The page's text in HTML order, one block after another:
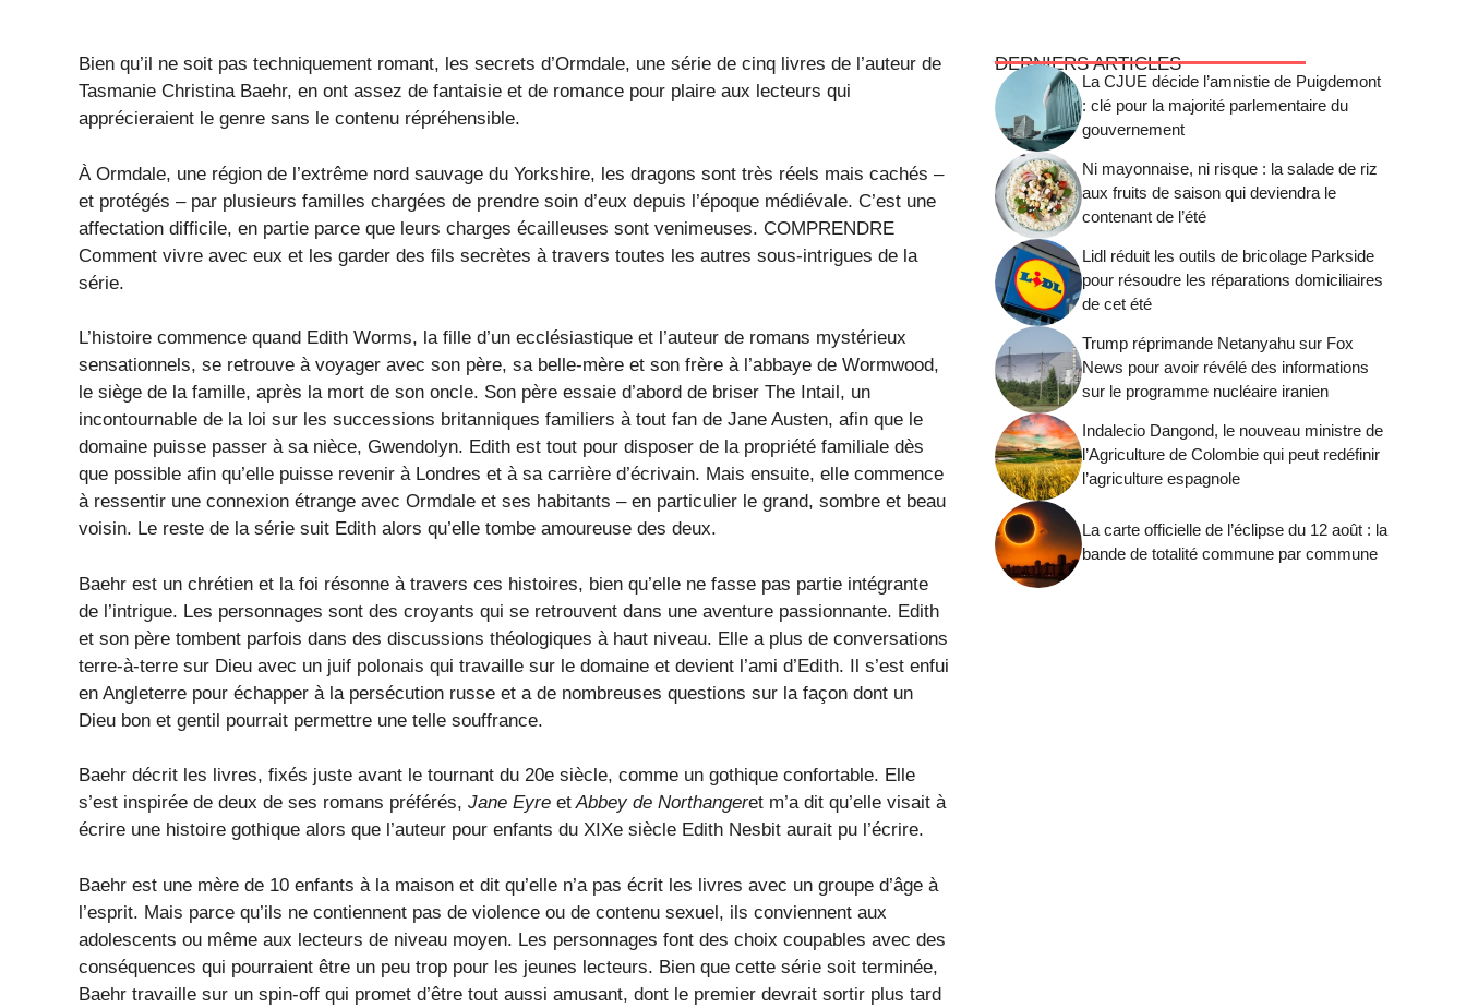
Bien qu’il ne soit pas techniquement romant, les secrets d’Ormdale, une série de cinq livres de l’auteur de
Tasmanie Christina Baehr, en ont assez de fantaisie et de romance pour plaire aux lecteurs qui
apprécieraient le genre sans le contenu répréhensible.
À Ormdale, une région de l’extrême nord sauvage du Yorkshire, les dragons sont très réels mais cachés –
et protégés – par plusieurs familles chargées de prendre soin d’eux depuis l’époque médiévale. C’est une
affectation difficile, en partie parce que leurs charges écailleuses sont venimeuses. COMPRENDRE
Comment vivre avec eux et les garder des fils secrètes à travers toutes les autres sous-intrigues de la
série.
L’histoire commence quand Edith Worms, la fille d’un ecclésiastique et l’auteur de romans mystérieux
sensationnels, se retrouve à voyager avec son père, sa belle-mère et son frère à l’abbaye de Wormwood,
le siège de la famille, après la mort de son oncle. Son père essaie d’abord de briser The Intail, un
incontournable de la loi sur les successions britanniques familiers à tout fan de Jane Austen, afin que le
domaine puisse passer à sa nièce, Gwendolyn. Edith est tout pour disposer de la propriété familiale dès
que possible afin qu’elle puisse revenir à Londres et à sa carrière d’écrivain. Mais ensuite, elle commence
à ressentir une connexion étrange avec Ormdale et ses habitants – en particulier le grand, sombre et beau
voisin. Le reste de la série suit Edith alors qu’elle tombe amoureuse des deux.
Baehr est un chrétien et la foi résonne à travers ces histoires, bien qu’elle ne fasse pas partie intégrante
de l’intrigue. Les personnages sont des croyants qui se retrouvent dans une aventure passionnante. Edith
et son père tombent parfois dans des discussions théologiques à haut niveau. Elle a plus de conversations
terre-à-terre sur Dieu avec un juif polonais qui travaille sur le domaine et devient l’ami d’Edith. Il s’est enfui
en Angleterre pour échapper à la persécution russe et a de nombreuses questions sur la façon dont un
Dieu bon et gentil pourrait permettre une telle souffrance.
Baehr décrit les livres, fixés juste avant le tournant du 20e siècle, comme un gothique confortable. Elle
s’est inspirée de deux de ses romans préférés, Jane Eyre etAbbey de Northangeret m’a dit qu’elle visait à
écrire une histoire gothique alors que l’auteur pour enfants du XIXe siècle Edith Nesbit aurait pu l’écrire.
Baehr est une mère de 10 enfants à la maison et dit qu’elle n’a pas écrit les livres avec un groupe d’âge à
l’esprit. Mais parce qu’ils ne contiennent pas de violence ou de contenu sexuel, ils conviennent aux
adolescents ou même aux lecteurs de niveau moyen. Les personnages font des choix coupables avec des
conséquences qui pourraient être un peu trop pour les jeunes lecteurs. Bien que cette série soit terminée,
Baehr travaille sur un spin-off qui promet d’être tout aussi amusant, dont le premier devrait sortir plus tard
DERNIERS ARTICLES
La CJUE décide l’amnistie de Puigdemont
: clé pour la majorité parlementaire du
gouvernement
Ni mayonnaise, ni risque : la salade de riz
aux fruits de saison qui deviendra le
contenant de l’été
Lidl réduit les outils de bricolage Parkside
pour résoudre les réparations domiciliaires
de cet été
Trump réprimande Netanyahu sur Fox
News pour avoir révélé des informations
sur le programme nucléaire iranien
Indalecio Dangond, le nouveau ministre de
l’Agriculture de Colombie qui peut redéfinir
l’agriculture espagnole
La carte officielle de l’éclipse du 12 août : la
bande de totalité commune par commune